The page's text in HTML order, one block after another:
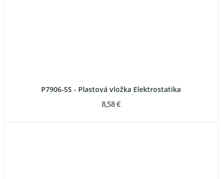
P7906-5S - Plastová vložka Elektrostatika
8,58 €